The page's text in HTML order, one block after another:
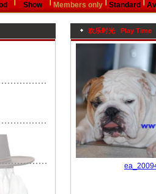
Show
Members only
Standard
欢乐时光 Play Time